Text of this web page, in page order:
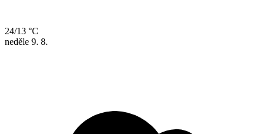
24/13 °C
neděle 9. 8.